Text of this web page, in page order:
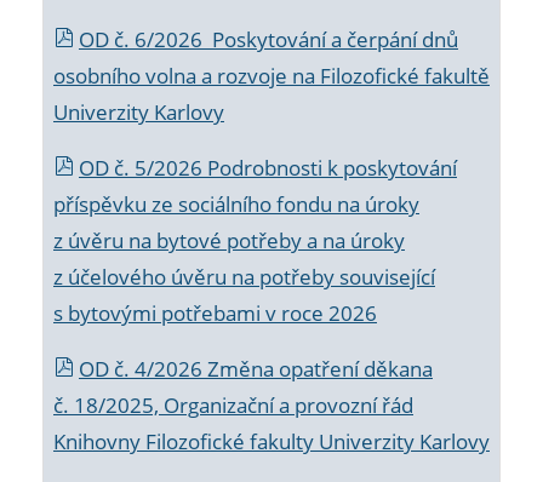
OD č. 6/2026 Poskytování a čerpání dnů
osobního volna a rozvoje na Filozofické fakultě
Univerzity Karlovy
OD č. 5/2026 Podrobnosti k poskytování
příspěvku ze sociálního fondu na úroky
z úvěru na bytové potřeby a na úroky
z účelového úvěru na potřeby související
s bytovými potřebami v roce 2026
OD č. 4/2026 Změna opatření děkana
č. 18/2025, Organizační a provozní řád
Knihovny Filozofické fakulty Univerzity Karlovy